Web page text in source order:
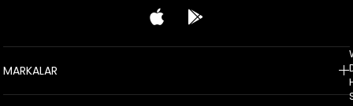
MARKALAR